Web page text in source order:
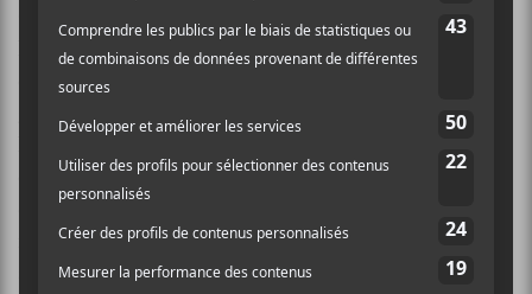
C’était au tour de Rayannah Héliodrome
Sam
Faye et D-Trackde montrer de quel bois ils se
chauffent. Mais avant de laisser place aux trois
groupes, c’était
Ivy
, lauréat de la troisième édition, de
laisser couler sa verve piquante et relevée. Le slameur
est résolument plus à l’aise quand il s’agit de nous
déverser des flots de mots qui prennent une
musicalité chatoyante. En plus de nous ouvrir l’appétit
avec un slam adapté à la soirée, il a fermé la marche